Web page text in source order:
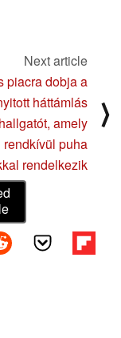
Next article
piacra dobja a
háttámlás
amely
rendkívül puha
rendelkezik
⟩